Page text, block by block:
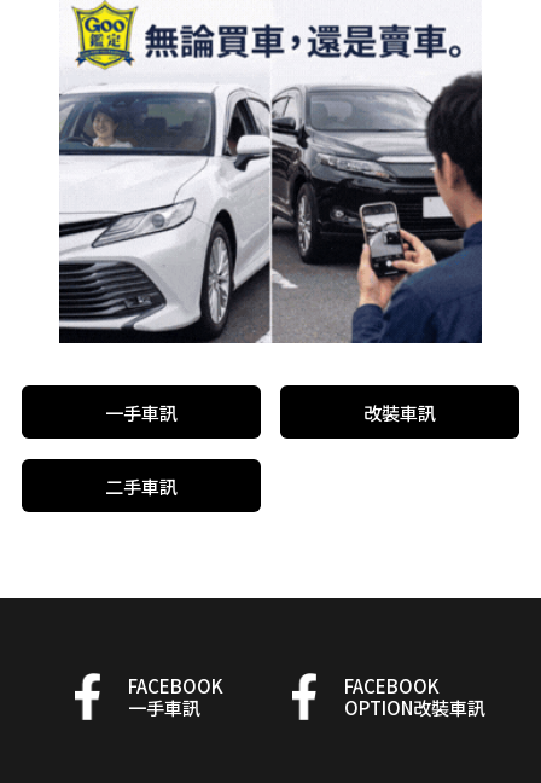
一手車訊 改裝車訊
二手車訊
FACEBOOK
一手車訊
FACEBOOK
OPTION改裝車訊